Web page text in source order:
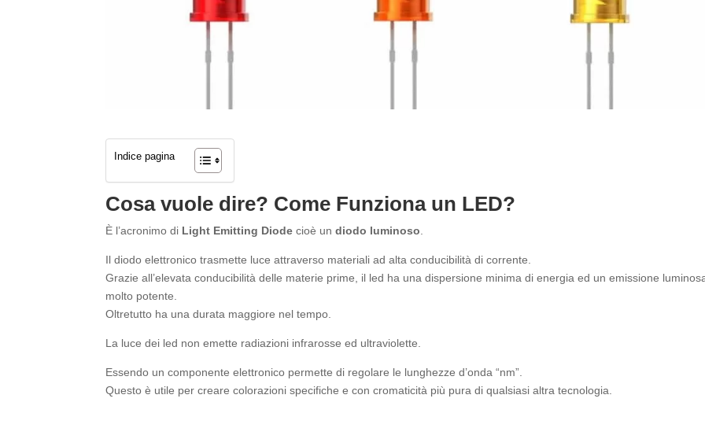
Indice pagina
Cosa vuole dire? Come Funziona un LED?
È l’acronimo di Light Emitting Diode cioè undiodo luminoso
Il diodo elettronico trasmette luce attraverso materiali ad alta conducibilità di corrente.
Grazie all’elevata conducibilità delle materie prime, il led ha una dispersione minima di energia ed un emissione
molto potente.
Oltretutto ha una durata maggiore nel tempo.
La luce dei led non emette radiazioni infrarosse ed ultraviolette.
Essendo un componente elettronico permette di regolare le lunghezze d’onda “nm”.
Questo è utile per creare colorazioni specifiche e con cromaticità più pura di qualsiasi altra tecnologia.